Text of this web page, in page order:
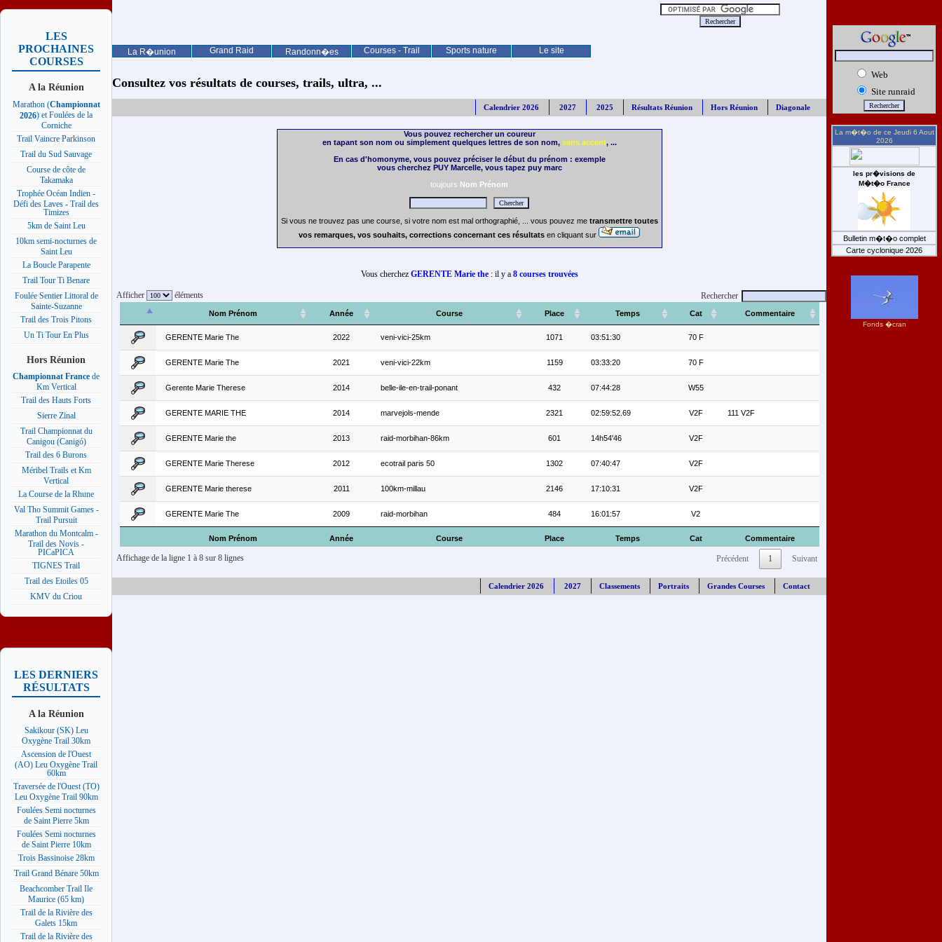
La R�union Grand Raid Randonn�es Courses - Trail Sports nature Le site
LES
PROCHAINES
COURSES
A la Réunion
Marathon (Championnat
2026) et Foulées de la
Corniche
Trail Vaincre Parkinson
Trail du Sud Sauvage
Course de côte de
Takamaka
Trophée Océan Indien -
Défi des Laves - Trail des
Timizes
5km de Saint Leu
10km semi-nocturnes de
Saint Leu
La Boucle Parapente
Trail Tour Ti Benare
Foulée Sentier Littoral de
Sainte-Suzanne
Trail des Trois Pitons
Un Ti Tour En Plus
Hors Réunion
Championnat France de
Km Vertical
Trail des Hauts Forts
Sierre Zinal
Trail Championnat du
Canigou (Canigó)
Trail des 6 Burons
Méribel Trails et Km
Vertical
La Course de la Rhune
Val Tho Summit Games -
Trail Pursuit
Marathon du Montcalm -
Trail des Novis -
PICaPICA
TIGNES Trail
Trail des Etoiles 05
KMV du Criou
LES DERNIERS
RÉSULTATS
A la Réunion
Sakikour (SK) Leu
Oxygène Trail 30km
Ascension de l'Ouest
(AO) Leu Oxygène Trail
60km
Traversée de l'Ouest (TO)
Leu Oxygène Trail 90km
Foulées Semi nocturnes
de Saint Pierre 5km
Foulées Semi nocturnes
de Saint Pierre 10km
Trois Bassinoise 28km
Trail Grand Bénare 50km
Beachcomber Trail Ile
Maurice (65 km)
Trail de la Rivière des
Galets 15km
Trail de la Rivière des
Consultez vos résultats de courses, trails, ultra, ...
Calendrier 2026 2027 2025 Résultats Réunion Hors Réunion Diagonale
Vous pouvez rechercher un coureur
en tapant son nom ou simplement quelques lettres de son nom, sans accent, ...
En cas d'homonyme, vous pouvez préciser le début du prénom : exemple
vous cherchez PUY Marcelle, vous tapez puy marc
toujours Nom Prénom
Si vous ne trouvez pas une course, si votre nom est mal orthographié, ... vous pouvez me transmettre toutes
vos remarques, vos souhaits, corrections concernant ces résultats en cliquant sur
Vous cherchez GERENTE Marie the: il y a 8 courses trouvées
Afficher éléments Rechercher
Nom Prénom Année Course Place Temps Cat Commentaire
Nom Prénom Année Course Place Temps Cat Commentaire
GERENTE Marie The 2022 veni-vici-25km 1071 03:51:30 70 F
GERENTE Marie The 2021 veni-vici-22km 1159 03:33:20 70 F
Gerente Marie Therese 2014 belle-ile-en-trail-ponant 432 07:44:28 W55
GERENTE MARIE THE 2014 marvejols-mende 2321 02:59:52.69 V2F 111 V2F
GERENTE Marie the 2013 raid-morbihan-86km 601 14h54'46 V2F
GERENTE Marie Therese 2012 ecotrail paris 50 1302 07:40:47 V2F
GERENTE Marie therese 2011 100km-millau 2146 17:10:31 V2F
GERENTE Marie The 2009 raid-morbihan 484 16:01:57 V2
Affichage de la ligne 1 à 8 sur 8 lignes Précédent 1 Suivant
Calendrier 2026 2027 Classements Portraits Grandes Courses Contact
Web
Site runraid
La m�t�o de ce Jeudi 6 Aout
2026
les pr�visions de
M�t�o France
Bulletin m�t�o complet
Carte cyclonique 2026
Fonds �cran